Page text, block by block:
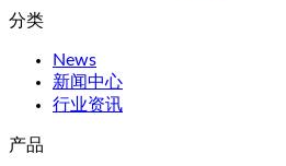
分类
News
新闻中心
行业资讯
产品